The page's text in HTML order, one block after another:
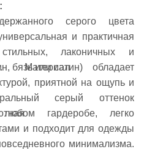
серого цвета
и практичная
лаконичных и
Материал обладает
приятной на ощупь и
серый оттенок
гардеробе, легко
и подходит для одежды
минимализма.
бязь или сатин)